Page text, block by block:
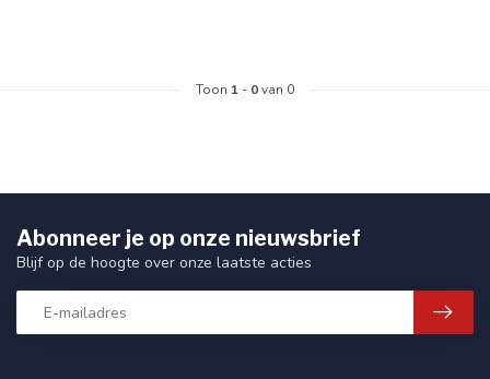
Toon 1 - 0van 0
Abonneer je op onze nieuwsbrief
Blijf op de hoogte over onze laatste acties